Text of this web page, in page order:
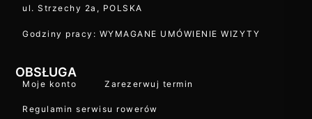
ul. Strzechy 2a, POLSKA
Godziny pracy: WYMAGANE UMÓWIENIE WIZYTY
OBSŁUGA
Moje konto Zarezerwuj termin
Regulamin serwisu rowerów